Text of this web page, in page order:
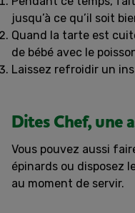
jusqu’à ce qu’il soit
Quand la tarte est
de bébé avec le
Laissez refroidir un
Dites Chef, une
Vous pouvez aussi
épinards ou disposez
au moment de servir.